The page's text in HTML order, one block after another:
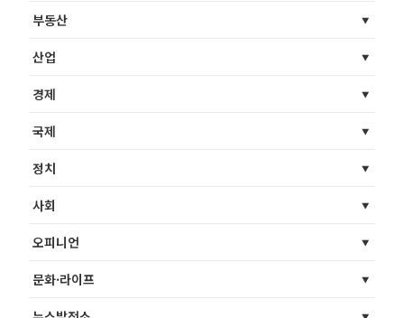
부동산
산업
경제
국제
정치
사회
오피니언
문화·라이프